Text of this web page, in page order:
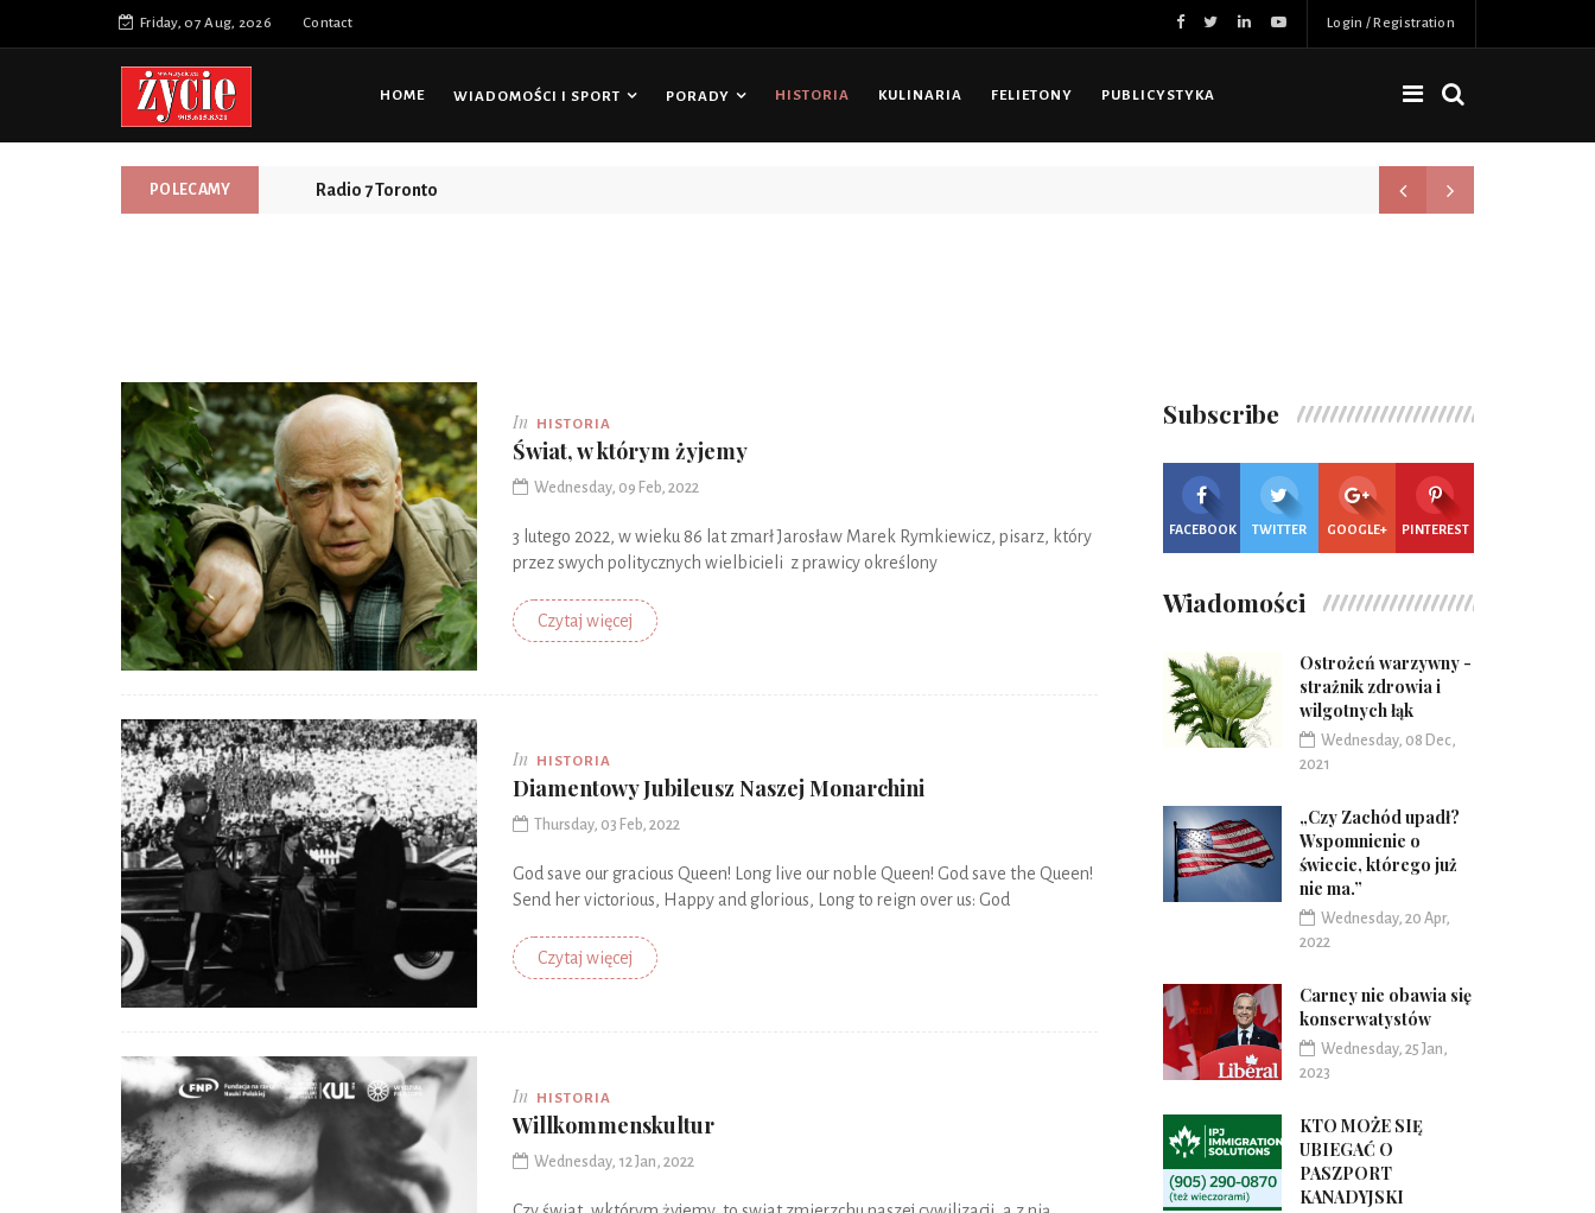
Friday, 07 Aug, 2026 Contact Login / Registration
HOME WIADOMOŚCI I SPORT PORADY HISTORIA KULINARIA FELIETONY PUBLICYSTYKA
POLECAMY Radio 7 Toronto
Prosty, bezpieczny i przystępny cenowo odbiornik Radia 7 Toronto Nowa jakość, więcej
In HISTORIA
Świat, w którym żyjemy
Wednesday, 09 Feb, 2022
3 lutego 2022, w wieku 86 lat zmarł Jarosław Marek Rymkiewicz, pisarz, który
przez swych politycznych wielbicieli z prawicy określony
Czytaj więcej
In HISTORIA
Diamentowy Jubileusz Naszej Monarchini
Thursday, 03 Feb, 2022
­God save our gracious Queen! Long live our noble Queen! God save the Queen!
Send her victorious, Happy and glorious, Long to reign over us: God
Czytaj więcej
In HISTORIA
Willkommenskultur
Wednesday, 12 Jan, 2022
Subscribe
FACEBOOK TWITTER GOOGLE+ PINTEREST
Wiadomości
Ostrożeń warzywny -
strażnik zdrowia i
wilgotnych łąk
Wednesday, 08 Dec,
2021
„Czy Zachód upadł?
Wspomnienie o
świecie, którego już
nie ma.”
Wednesday, 20 Apr,
2022
Carney nie obawia się
konserwatystów
Wednesday, 25 Jan,
2023
KTO MOŻE SIĘ
UBIEGAĆ O
PASZPORT
KANADYJSKI